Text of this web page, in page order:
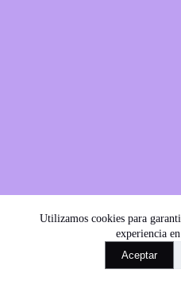
Utilizamos cookies para
experiencia
Aceptar